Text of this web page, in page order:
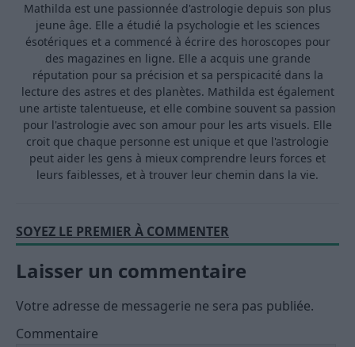
Mathilda est une passionnée d'astrologie depuis son plus
jeune âge. Elle a étudié la psychologie et les sciences
ésotériques et a commencé à écrire des horoscopes pour
des magazines en ligne. Elle a acquis une grande
réputation pour sa précision et sa perspicacité dans la
lecture des astres et des planètes. Mathilda est également
une artiste talentueuse, et elle combine souvent sa passion
pour l'astrologie avec son amour pour les arts visuels. Elle
croit que chaque personne est unique et que l'astrologie
peut aider les gens à mieux comprendre leurs forces et
leurs faiblesses, et à trouver leur chemin dans la vie.
SOYEZ LE PREMIER À COMMENTER
Laisser un commentaire
Votre adresse de messagerie ne sera pas publiée.
Commentaire